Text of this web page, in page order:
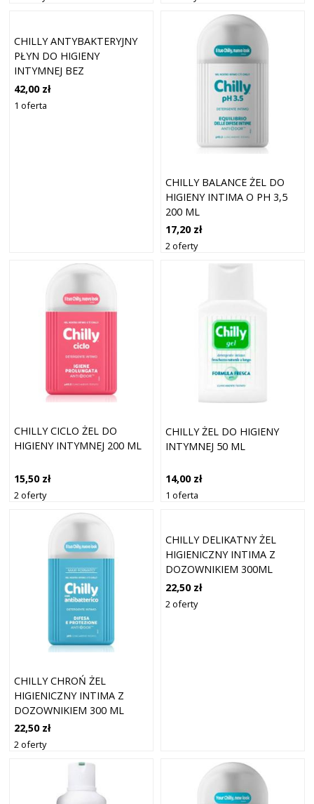
CHILLY ANTYBAKTERYJNY
PŁYN DO HIGIENY
INTYMNEJ BEZ
SPŁUKIWANIA 100 ML
42,00 zł
1 oferta
CHILLY BALANCE ŻEL DO
HIGIENY INTIMA O PH 3,5
200 ML
17,20 zł
2 oferty
CHILLY CICLO ŻEL DO
HIGIENY INTYMNEJ 200 ML
15,50 zł
2 oferty
CHILLY ŻEL DO HIGIENY
INTYMNEJ 50 ML
14,00 zł
1 oferta
CHILLY CHROŃ ŻEL
HIGIENICZNY INTIMA Z
DOZOWNIKIEM 300 ML
22,50 zł
2 oferty
CHILLY DELIKATNY ŻEL
HIGIENICZNY INTIMA Z
DOZOWNIKIEM 300ML
22,50 zł
2 oferty